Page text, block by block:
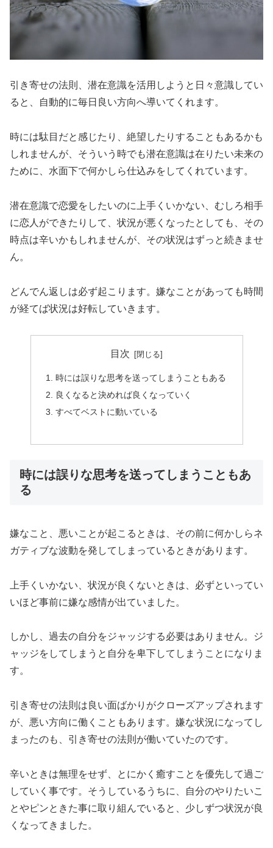
引き寄せの法則、潜在意識を活用しようと日々意識してい
ると、自動的に毎日良い方向へ導いてくれます。
時には駄目だと感じたり、絶望したりすることもあるかも
しれませんが、そういう時でも潜在意識は在りたい未来の
ために、水面下で何かしら仕込みをしてくれています。
潜在意識で恋愛をしたいのに上手くいかない、むしろ相手
に恋人ができたりして、状況が悪くなったとしても、その
時点は辛いかもしれませんが、その状況はずっと続きませ
ん。
どんでん返しは必ず起こります。嫌なことがあっても時間
が経てば状況は好転していきます。
目次
時には誤りな思考を送ってしまうこともある
良くなると決めれば良くなっていく
すべてベストに動いている
時には誤りな思考を送ってしまうこともあ
る
嫌なこと、悪いことが起こるときは、その前に何かしらネ
ガティブな波動を発してしまっているときがあります。
上手くいかない、状況が良くないときは、必ずといってい
いほど事前に嫌な感情が出ていました。
しかし、過去の自分をジャッジする必要はありません。ジ
ャッジをしてしまうと自分を卑下してしまうことになりま
す。
引き寄せの法則は良い面ばかりがクローズアップされます
が、悪い方向に働くこともあります。嫌な状況になってし
まったのも、引き寄せの法則が働いていたのです。
辛いときは無理をせず、とにかく癒すことを優先して過ご
していく事です。そうしているうちに、自分のやりたいこ
とやピンときた事に取り組んでいると、少しずつ状況が良
くなってきました。